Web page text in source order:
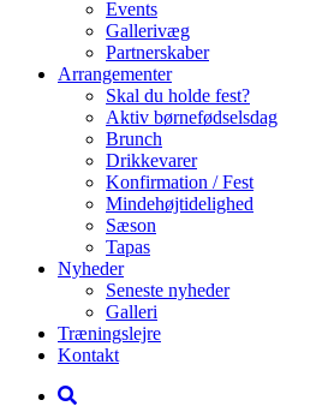
Events
Gallerivæg
Partnerskaber
Arrangementer
Skal du holde fest?
Aktiv børnefødselsdag
Brunch
Drikkevarer
Konfirmation / Fest
Mindehøjtidelighed
Sæson
Tapas
Nyheder
Seneste nyheder
Galleri
Træningslejre
Kontakt